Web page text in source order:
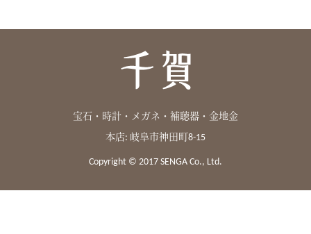
宝石・時計・メガネ・補聴器・金地金
本店: 岐阜市神田町8-15
Copyright © 2017 SENGA Co., Ltd.